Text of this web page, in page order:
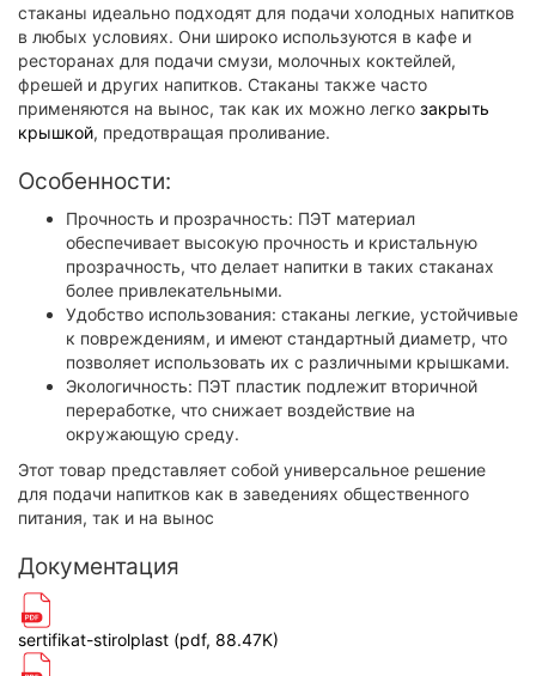
стаканы идеально подходят для подачи холодных напитков
в любых условиях. Они широко используются в кафе и
ресторанах для подачи смузи, молочных коктейлей,
фрешей и других напитков. Стаканы также часто
применяются на вынос, так как их можно легко закрыть
крышкой, предотвращая проливание.
Особенности:
Прочность и прозрачность: ПЭТ материал
обеспечивает высокую прочность и кристальную
прозрачность, что делает напитки в таких стаканах
более привлекательными.
Удобство использования: стаканы легкие, устойчивые
к повреждениям, и имеют стандартный диаметр, что
позволяет использовать их с различными крышками.
Экологичность: ПЭТ пластик подлежит вторичной
переработке, что снижает воздействие на
окружающую среду.
Этот товар представляет собой универсальное решение
для подачи напитков как в заведениях общественного
питания, так и на вынос
Документация
sertifikat-stirolplast (pdf, 88.47K)